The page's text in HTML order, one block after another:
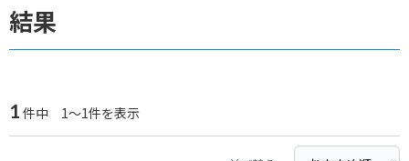
結果
1 件中 1～1件を表示